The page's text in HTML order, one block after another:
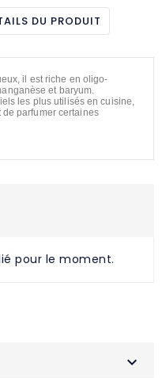
DU PRODUIT
il est riche en oligo-
et baryum.
les plus utilisés en cuisine,
parfumer certaines
pour le moment.
